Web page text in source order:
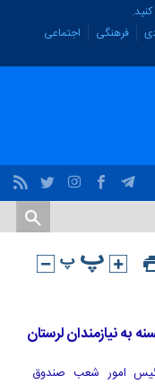
فرهنگی
اجتماعی
امور شعب صندوق